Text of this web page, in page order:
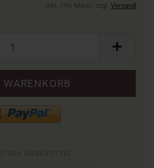
inkl. 19% MwSt. zzgl. Versand